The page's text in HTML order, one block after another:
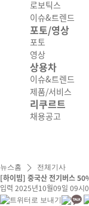
로보틱스
이슈&트렌드
포토/영상
포토
영상
상용차
이슈&트렌드
제품/서비스
리쿠르트
채용공고
뉴스홈 전체기사
[하이빔] 중국산 전기버스
입력 2025년10월09일 09시